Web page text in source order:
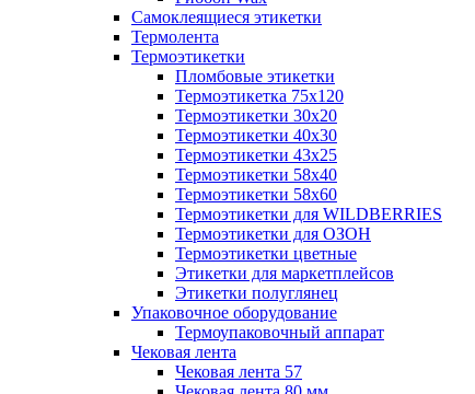
Самоклеящиеся этикетки
Термолента
Термоэтикетки
Пломбовые этикетки
Термоэтикетка 75х120
Термоэтикетки 30х20
Термоэтикетки 40х30
Термоэтикетки 43х25
Термоэтикетки 58х40
Термоэтикетки 58х60
Термоэтикетки для WILDBERRIES
Термоэтикетки для ОЗОН
Термоэтикетки цветные
Этикетки для маркетплейсов
Этикетки полуглянец
Упаковочное оборудование
Термоупаковочный аппарат
Чековая лента
Чековая лента 57